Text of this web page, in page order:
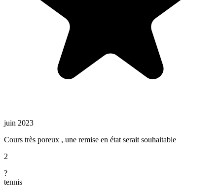
juin 2023
Cours très poreux , une remise en état serait souhaitable
2
?
tennis